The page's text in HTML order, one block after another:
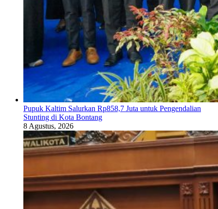
Pupuk Kaltim Salurkan Rp858,7 Juta untuk Pengendalian
Stunting di Kota Bontang
8 Agustus, 2026